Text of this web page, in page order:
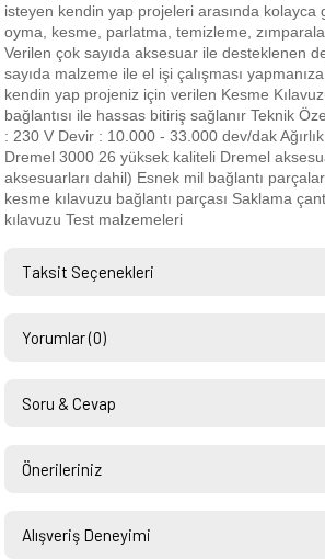
isteyen kendin yap projeleri arasında kolayca
oyma, kesme, parlatma, temizleme,
Verilen çok sayıda aksesuar ile desteklenen
sayıda malzeme ile el işi çalışması
kendin yap projeniz için verilen Kesme
bağlantısı ile hassas bitiriş sağlanır Teknik
: 230 V Devir : 10.000 - 33.000 dev/dak
Dremel 3000 26 yüksek kaliteli Dremel
aksesuarları dahil) Esnek mil bağlantı
kesme kılavuzu bağlantı parçası Saklama
kılavuzu Test malzemeleri
Taksit Seçenekleri
Yorumlar (0)
Soru & Cevap
Önerileriniz
yetersiz gördüğünüz noktaları öneri formunu
Alışveriş Deneyimi